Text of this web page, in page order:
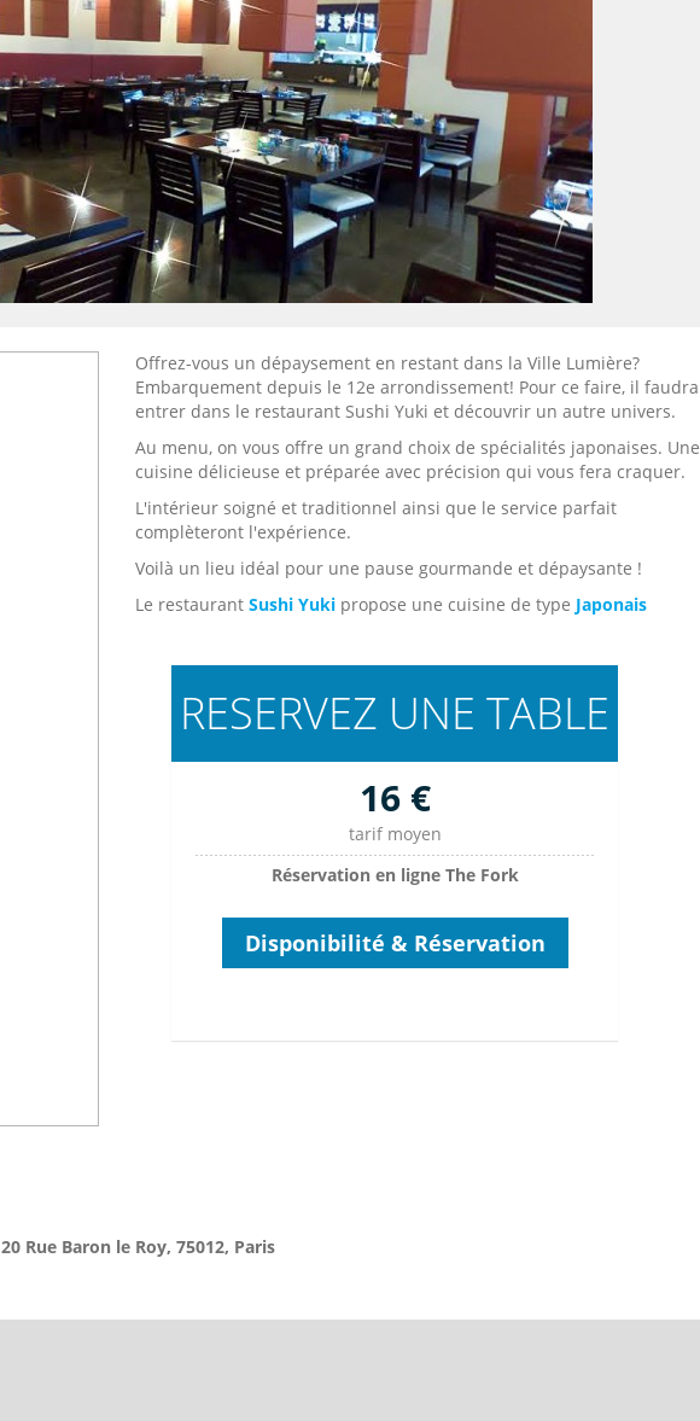
Offrez-vous un dépaysement en restant dans la Ville Lumière?
Embarquement depuis le 12e arrondissement! Pour ce faire, il faudra
entrer dans le restaurant Sushi Yuki et découvrir un autre univers.
Au menu, on vous offre un grand choix de spécialités japonaises. Une
cuisine délicieuse et préparée avec précision qui vous fera craquer.
L'intérieur soigné et traditionnel ainsi que le service parfait
complèteront l'expérience.
Voilà un lieu idéal pour une pause gourmande et dépaysante !
Le restaurant Sushi Yuki propose une cuisine de type Japonais
RESERVEZ UNE TABLE
16 €
tarif moyen
Réservation en ligne The Fork
Disponibilité & Réservation
20 Rue Baron le Roy, 75012, Paris